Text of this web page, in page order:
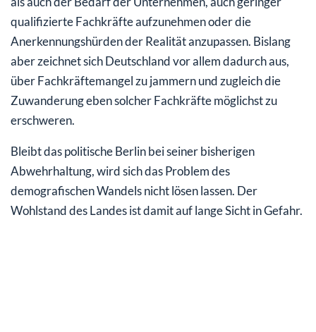
qualifizierte Fachkräfte aufzunehmen oder die
Anerkennungshürden der Realität anzupassen. Bislang
aber zeichnet sich Deutschland vor allem dadurch aus,
über Fachkräftemangel zu jammern und zugleich die
Zuwanderung eben solcher Fachkräfte möglichst zu
erschweren.
Bleibt das politische Berlin bei seiner bisherigen
Abwehrhaltung, wird sich das Problem des
demografischen Wandels nicht lösen lassen. Der
Wohlstand des Landes ist damit auf lange Sicht in Gefahr.